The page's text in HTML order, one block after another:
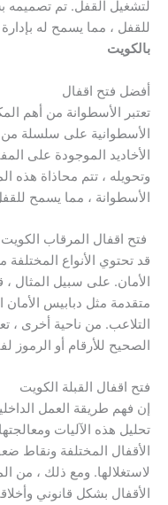
لتشغيل القفل. تم تصميمه
للقفل ، مما يسمح له بإدارة
بالكويت
أفضل فتح اقفال
تعتبر الأسطوانة من أهم
الأسطوانية على سلسلة من
الأخاديد الموجودة على
وتحويله ، تتم محاذاة
الأسطوانة ، مما يسمح
فتح اقفال المرقاب الكويت
قد تحتوي الأنواع
الأمان. على سبيل المثال ،
متقدمة مثل دبابيس الأمان
التلاعب. من ناحية أخرى ،
الصحيح للأرقام أو الرموز
فتح اقفال القبلة الكويت
إن فهم طريقة العمل
تحليل هذه الآليات
الأقفال المختلفة ونقاط
لاستغلالها. ومع ذلك ، من
الأقفال بشكل قانوني